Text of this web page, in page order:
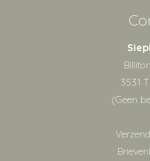
3531
(Geen